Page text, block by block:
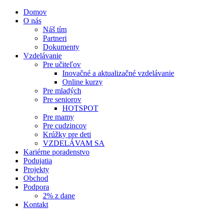
Domov
O nás
Náš tím
Partneri
Dokumenty
Vzdelávanie
Pre učiteľov
Inovačné a aktualizačné vzdelávanie
Online kurzy
Pre mladých
Pre seniorov
HOTSPOT
Pre mamy
Pre cudzincov
Krúžky pre deti
VZDELÁVAM SA
Kariérne poradenstvo
Podujatia
Projekty
Obchod
Podpora
2% z dane
Kontakt